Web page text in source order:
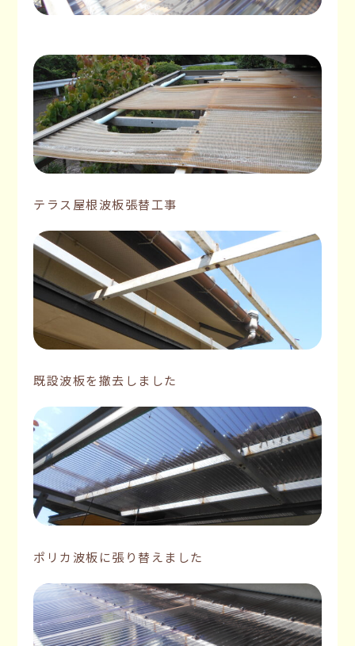
テラス屋根波板張替工事
既設波板を撤去しました
ポリカ波板に張り替えました